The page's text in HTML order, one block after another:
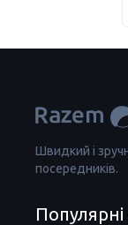
Швидкий і
посередників.
Популярні